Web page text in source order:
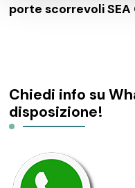
porte scorrevoli SEA
Chiedi info su
disposizione!